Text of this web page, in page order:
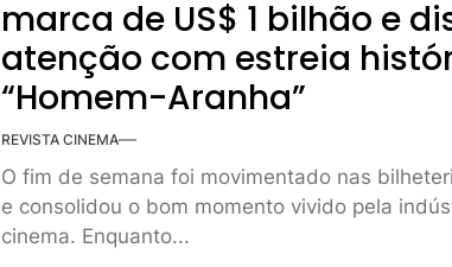
marca de US$ 1 bilhão e
atenção com estreia
“Homem-Aranha”
REVISTA CINEMA
O fim de semana foi movimentado nas
e consolidou o bom momento vivido pela
cinema. Enquanto...